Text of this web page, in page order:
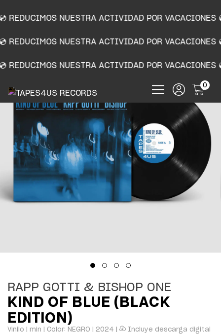
REDUCIMOS NUESTRA ACTIVIDAD POR VACACIONES
REDUCIMOS NUESTRA ACTIVIDAD POR VACACIONES
REDUCIMOS NUESTRA ACTIVIDAD POR VACACIONES
0
RAPP GOTTI & BISHOP ONE
KIND OF BLUE (BLACK
EDITION)
Vinilo | min | Color: NEGRO | 2024 | Incluye descarga digital